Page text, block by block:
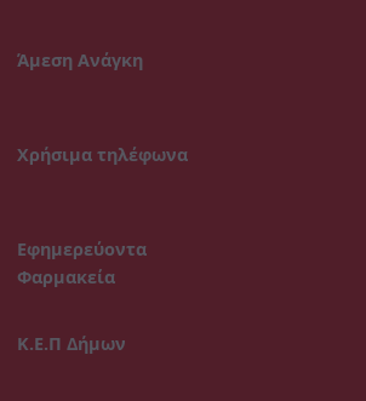
Άμεση Ανάγκη
Χρήσιμα τηλέφωνα
Εφημερεύοντα
Φαρμακεία
Κ.Ε.Π Δήμων